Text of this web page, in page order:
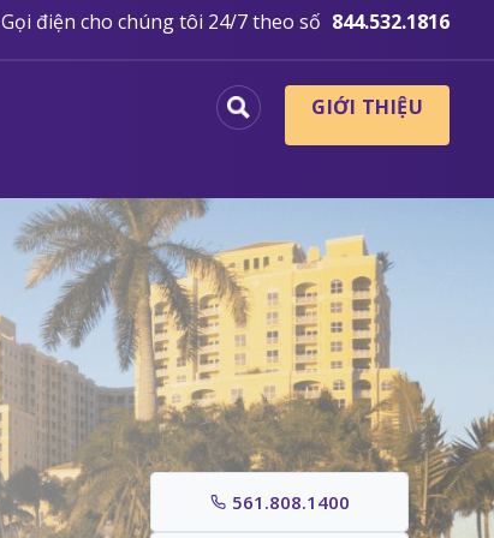
Gọi điện cho chúng tôi 24/7 theo số 844.532.1816
GIỚI THIỆU
561.808.1400